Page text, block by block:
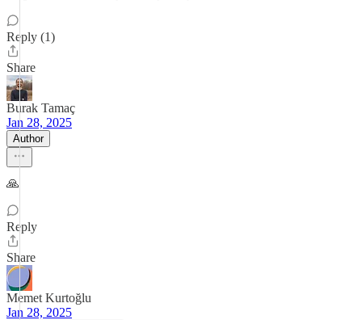
Reply (1)
Share
Burak Tamaç
Jan 28, 2025
Author
🙏
Reply
Share
Memet Kurtoğlu
Jan 28, 2025